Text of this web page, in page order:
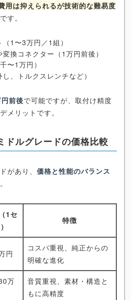
用は抑えられるが技術的な難易度
す。
1〜3万円／1組）
換コネクター（1万円前後）
〜1万円）
、トルクスレンチなど）
前後で可能ですが、取付け精度
メリットです。
ドルグレードの価格比較
があり、 価格と性能のバランス
1セ
特徴
円
コスパ重視、純正からの
明確な進化
万
音質重視、素材・構造と
もに高精度